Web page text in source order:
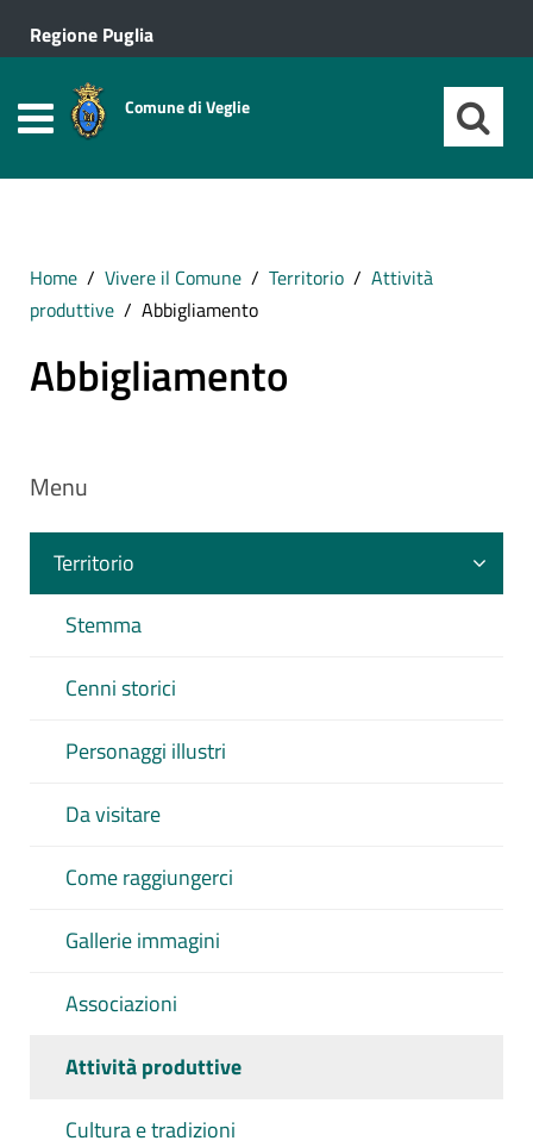
Regione Puglia
Comune di Veglie
Home Vivere il Comune Territorio
Attività
produttive
Abbigliamento
Abbigliamento
Menu
Territorio
Stemma
Cenni storici
Personaggi illustri
Da visitare
Come raggiungerci
Gallerie immagini
Associazioni
Attività produttive
Cultura e tradizioni